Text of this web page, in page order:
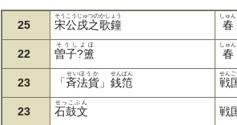
25 宋公戌之歌鐘
そうこうじゅつのかしょう しゅん
22 曽子?簠
そうしよほ しゅん
23 「斉法貨
せいほうか
」 銭笵
せんぱん
戦
せんご
23 石鼓文
せっこぶん
戦